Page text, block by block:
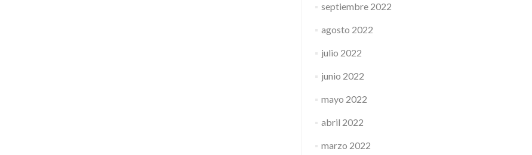
septiembre 2022
agosto 2022
julio 2022
junio 2022
mayo 2022
abril 2022
marzo 2022